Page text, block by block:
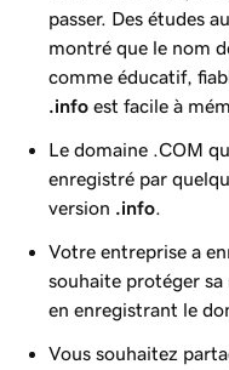
passer. Des études
montré que le nom
comme éducatif,
.info est facile à
Le domaine .COM
enregistré par
version .info
Votre entreprise a
souhaite protéger
en enregistrant le
Vous souhaitez